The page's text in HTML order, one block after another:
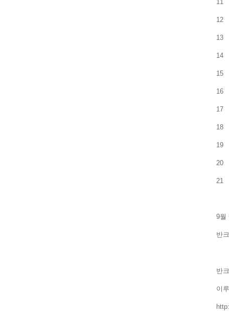
11
12
13
14
15
16
17
18
19
20
21
9월
반
반
이